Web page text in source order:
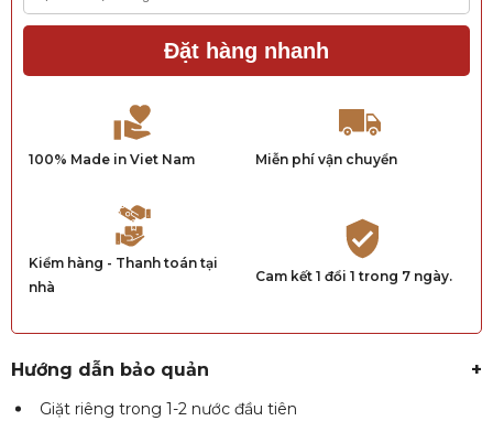
Đặt hàng nhanh
100% Made in Viet Nam Miễn phí vận chuyển
Kiểm hàng - Thanh toán tại
nhà
Cam kết 1 đổi 1 trong 7 ngày.
Hướng dẫn bảo quản +
Giặt riêng trong 1-2 nước đầu tiên